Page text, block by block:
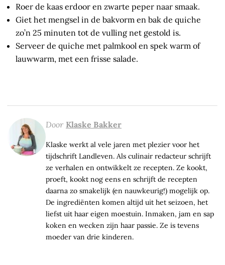
Roer de kaas erdoor en zwarte peper naar smaak.
Giet het mengsel in de bakvorm en bak de quiche
zo’n 25 minuten tot de vulling net gestold is.
Serveer de quiche met palmkool en spek warm of
lauwwarm, met een frisse salade.
Door Klaske Bakker
Klaske werkt al vele jaren met plezier voor het
tijdschrift Landleven. Als culinair redacteur schrijft
ze verhalen en ontwikkelt ze recepten. Ze kookt,
proeft, kookt nog eens en schrijft de recepten
daarna zo smakelijk (en nauwkeurig!) mogelijk op.
De ingrediënten komen altijd uit het seizoen, het
liefst uit haar eigen moestuin. Inmaken, jam en sap
koken en wecken zijn haar passie. Ze is tevens
moeder van drie kinderen.